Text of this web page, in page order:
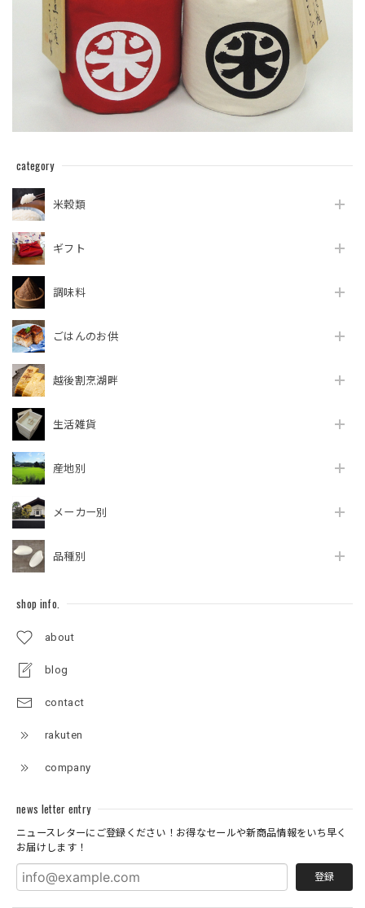
category
米穀類
ギフト
調味料
ごはんのお供
越後割烹湖畔
生活雑貨
産地別
メーカー別
品種別
shop info.
about
blog
contact
rakuten
company
news letter entry
ニュースレターにご登録ください！お得なセールや新商品情報をいち早く
お届けします！
登録